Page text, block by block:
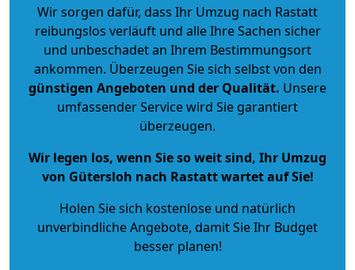
Wir sorgen dafür, dass Ihr Umzug nach Rastatt
reibungslos verläuft und alle Ihre Sachen sicher
und unbeschadet an Ihrem Bestimmungsort
ankommen. Überzeugen Sie sich selbst von den
günstigen Angeboten und der Qualität. Unsere
umfassender Service wird Sie garantiert
überzeugen.
Wir legen los, wenn Sie so weit sind, Ihr Umzug
von Gütersloh nach Rastatt wartet auf Sie!
Holen Sie sich kostenlose und natürlich
unverbindliche Angebote, damit Sie Ihr Budget
besser planen!